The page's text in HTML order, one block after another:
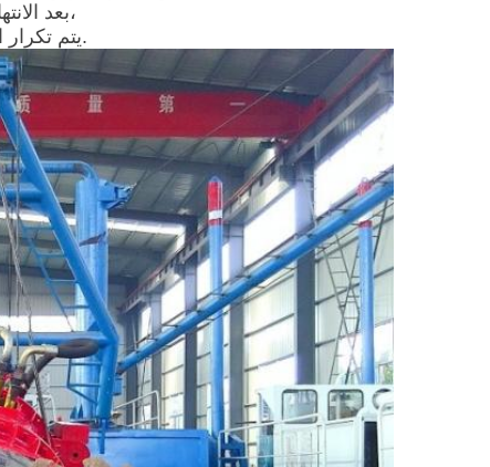
بعد الانتهاء من مرور، يتم إعادة وضع الجرافة باستخدام العصا،
يتم تكرار العملية حتى يتم إزالة العمق المطلوب أو حجم المواد.